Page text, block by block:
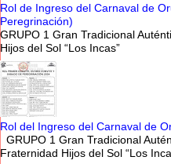
Rol de Ingreso del Carnaval de
Peregrinación)
GRUPO 1 Gran Tradicional
Hijos del Sol “Los
Rol del Ingreso del Carnaval de
GRUPO 1 Gran Tradicional
Fraternidad Hijos del